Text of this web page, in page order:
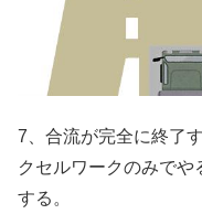
7、合流が完全に終了
クセルワークのみでや
する。